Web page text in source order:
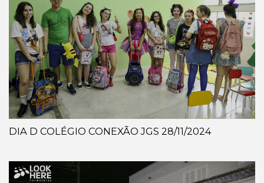
DIA D COLÉGIO CONEXÃO JGS 28/11/2024